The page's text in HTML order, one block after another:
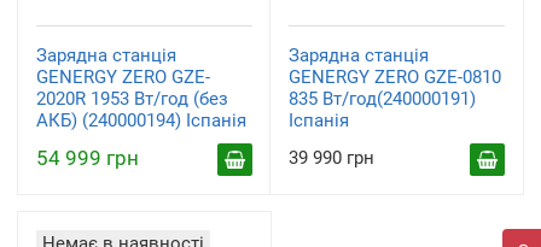
Зарядна станція
GENERGY ZERO GZE-
2020R 1953 Вт/год (без
АКБ) (240000194) Іспанія
54 999 грн
Зарядна станція
GENERGY ZERO GZE-0810
835 Вт/год(240000191)
Іспанія
39 990 грн